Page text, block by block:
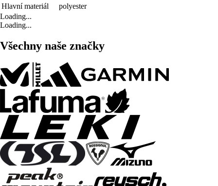
Hlavní materiál
polyester
Loading...
Loading...
Všechny naše značky